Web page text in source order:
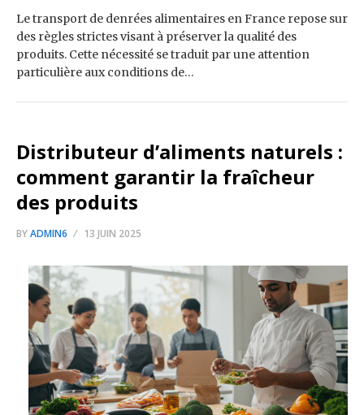
Le transport de denrées alimentaires en France repose sur
des règles strictes visant à préserver la qualité des
produits. Cette nécessité se traduit par une attention
particulière aux conditions de…
Distributeur d’aliments naturels :
comment garantir la fraîcheur
des produits
BYADMIN6 13 JUIN 2025